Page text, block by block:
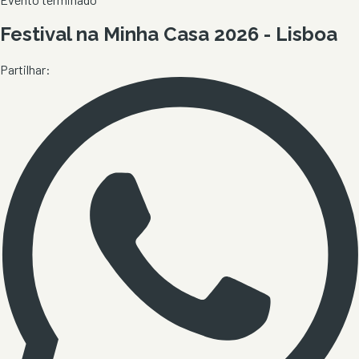
Festival na Minha Casa 2026 - Lisboa
Partilhar: